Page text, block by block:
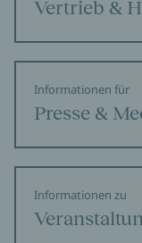
Vertrieb &
Informationen für
Presse &
Informationen zu